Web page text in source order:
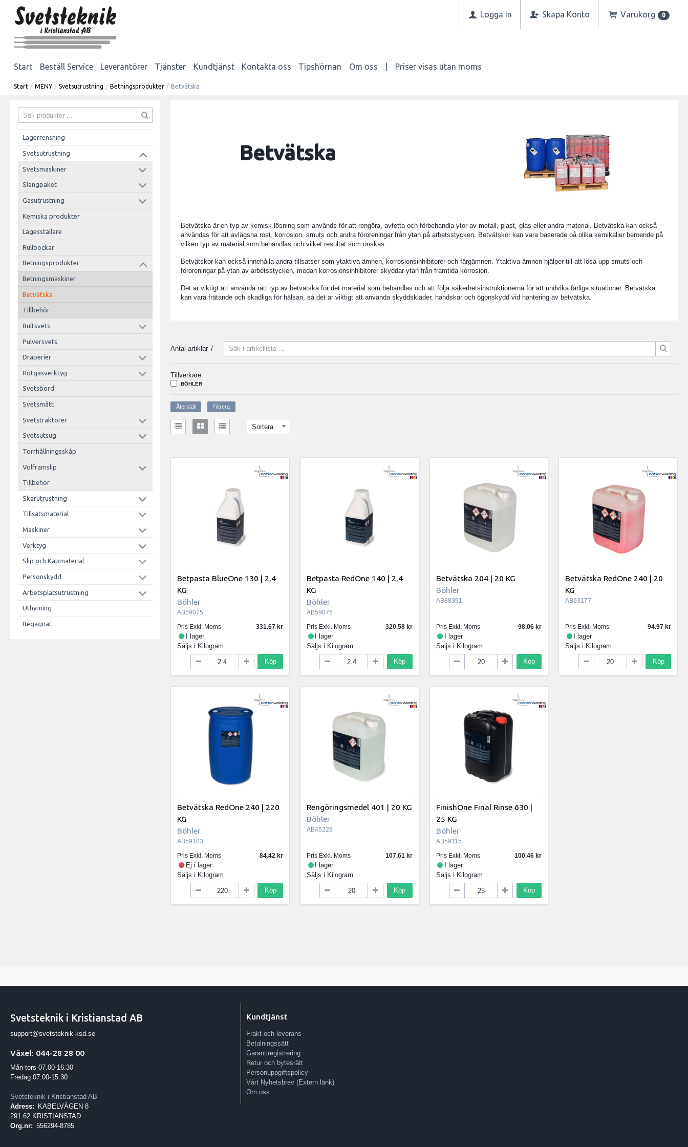
Logga in Skapa Konto Varukorg 0
Start Beställ Service Leverantörer Tjänster Kundtjänst Kontakta oss Tipshörnan Om oss Priser visas utan moms
Start / MENY / Svetsutrustning / Betningsprodukter / Betvätska
Lagerrensning
Svetsutrustning
Svetsmaskiner
Slangpaket
Gasutrustning
Kemiska produkter
Lägesställare
Rullbockar
Betningsprodukter
Betningsmaskiner
Betvätska
Tillbehör
Bultsvets
Pulversvets
Draperier
Rotgasverktyg
Svetsbord
Svetsmått
Svetstraktorer
Svetsutsug
Torrhållningsskåp
Volframslip
Tillbehör
Skärutrustning
Tillsatsmaterial
Maskiner
Verktyg
Slip och Kapmaterial
Personskydd
Arbetsplatsutrustning
Uthyrning
Begagnat
Betvätska
Betvätska är en typ av kemisk lösning som används för att rengöra, avfetta och förbehandla ytor av metall, plast, glas eller andra material. Betvätska kan också
användas för att avlägsna rost, korrosion, smuts och andra föroreningar från ytan på arbetsstycken. Betvätskor kan vara baserade på olika kemikalier beroende på
vilken typ av material som behandlas och vilket resultat som önskas.
Betvätskor kan också innehålla andra tillsatser som ytaktiva ämnen, korrosionsinhibitorer och färgämnen. Ytaktiva ämnen hjälper till att lösa upp smuts och
föroreningar på ytan av arbetsstycken, medan korrosionsinhibitorer skyddar ytan från framtida korrosion.
Det är viktigt att använda rätt typ av betvätska för det material som behandlas och att följa säkerhetsinstruktionerna för att undvika farliga situationer. Betvätska
kan vara frätande och skadliga för hälsan, så det är viktigt att använda skyddskläder, handskar och ögonskydd vid hantering av betvätska.
Antal artiklar7
Tillverkare
BÖHLER
Sortera
Betpasta BlueOne 130 | 2,4
KG
Böhler
AB59075
Pris Exkl. Moms
331.67
I lager
Säljs i Kilogram
Köp
Betpasta RedOne 140 | 2,4
KG
Böhler
AB59076
Pris Exkl. Moms
320.58
I lager
Säljs i Kilogram
Köp
Betvätska 204 | 20 KG
Böhler
AB88391
Pris Exkl. Moms 98.06
I lager
Säljs i Kilogram
Köp
Betvätska RedOne 240 | 20
KG
AB53177
Pris Exkl. Moms 94.97
I lager
Säljs i Kilogram
Köp
Betvätska RedOne 240 | 220
KG
Böhler
AB59103
Pris Exkl. Moms
84.42
Ej i lager
Säljs i Kilogram
Köp
Rengöringsmedel 401 | 20 KG
Böhler
AB46228
Pris Exkl. Moms 107.61
I lager
Säljs i Kilogram
Köp
FinishOne Final Rinse 630 |
25 KG
Böhler
AB59115
Pris Exkl. Moms
100.46
I lager
Säljs i Kilogram
Köp
Svetsteknik i Kristianstad AB
support@svetsteknik-ksd.se
Växel: 044-28 28 00
Mån-tors 07.00-16.30
Fredag 07.00-15.30
Svetsteknik i Kristianstad AB
Adress: KABELVÄGEN 8
291 62 KRISTIANSTAD
Org.nr: 556294-8785
Kundtjänst
Frakt och leverans
Betalningssätt
Garantiregistrering
Retur och bytesrätt
Personuppgiftspolicy
Vårt Nyhetsbrev (Extern länk)
Om oss